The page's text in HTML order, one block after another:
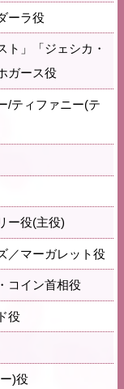
ーラ役
ト」「ジェシカ・
ガース役
/ティファニー(テ
ー役(主役)
／マーガレット役
コイン首相役
役
)役